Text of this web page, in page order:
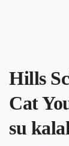
Hills
Cat
su